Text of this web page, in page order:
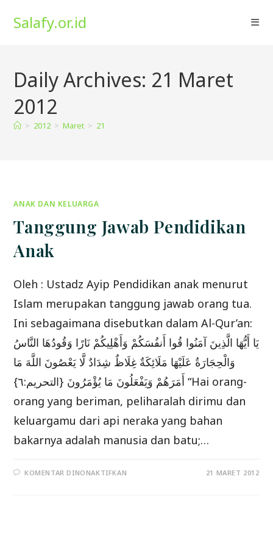
Salafy.or.id
Daily Archives: 21 Maret
2012
> 2012 > Maret > 21
ANAK DAN KELUARGA
Tanggung Jawab Pendidikan
Anak
Oleh : Ustadz Ayip Pendidikan anak menurut
Islam merupakan tanggung jawab orang tua.
Ini sebagaimana disebutkan dalam Al-Qur’an:
يَا أَيُّهَا الَّذِينَ آمَنُوا قُوا أَنفُسَكُمْ وَأَهْلِيكُمْ نَارًا وَقُودُهَا النَّاسُ
وَالْحِجَارَةُ عَلَيْهَا مَلَائِكَةٌ غِلَاظٌ شِدَادٌ لَّا يَعْصُونَ اللَّهَ مَا
أَمَرَهُمْ وَيَفْعَلُونَ مَا يُؤْمَرُونَ {التحريم:٦} “Hai orang-
orang yang beriman, peliharalah dirimu dan
keluargamu dari api neraka yang bahan
bakarnya adalah manusia dan batu;…
KOMENTAR DINONAKTIFKAN 21 MARET 2012